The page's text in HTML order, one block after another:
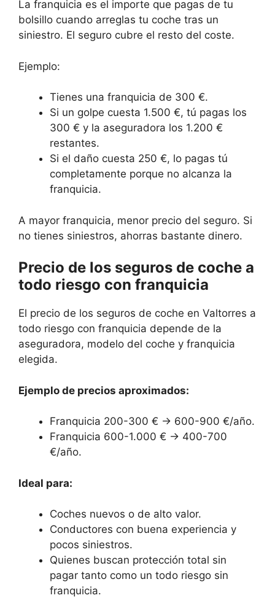
La franquicia es el importe que pagas de tu
bolsillo cuando arreglas tu coche tras un
siniestro. El seguro cubre el resto del coste.
Ejemplo:
Tienes una franquicia de 300 €.
Si un golpe cuesta 1.500 €, tú pagas los
300 € y la aseguradora los 1.200 €
restantes.
Si el daño cuesta 250 €, lo pagas tú
completamente porque no alcanza la
franquicia.
A mayor franquicia, menor precio del seguro. Si
no tienes siniestros, ahorras bastante dinero.
Precio de los seguros de coche a
todo riesgo con franquicia
El precio de los seguros de coche en Valtorres a
todo riesgo con franquicia depende de la
aseguradora, modelo del coche y franquicia
elegida.
Ejemplo de precios aproximados:
Franquicia 200-300 € → 600-900 €/año.
Franquicia 600-1.000 € → 400-700
€/año.
Ideal para:
Coches nuevos o de alto valor.
Conductores con buena experiencia y
pocos siniestros.
Quienes buscan protección total sin
pagar tanto como un todo riesgo sin
franquicia.